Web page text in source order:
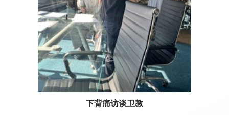
下背痛访谈卫教